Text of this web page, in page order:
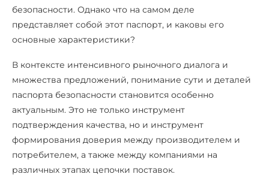
безопасности. Однако что на самом деле
представляет собой этот паспорт, и каковы его
основные характеристики?
В контексте интенсивного рыночного диалога и
множества предложений, понимание сути и деталей
паспорта безопасности становится особенно
актуальным. Это не только инструмент
подтверждения качества, но и инструмент
формирования доверия между производителем и
потребителем, а также между компаниями на
различных этапах цепочки поставок.